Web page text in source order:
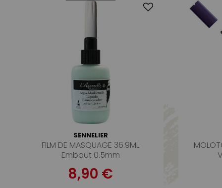
SENNELIER
FILM DE MASQUAGE 36.9ML
Embout 0.5mm
8,90 €